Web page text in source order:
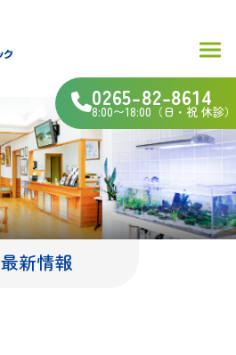
0265-82-8614
8:00〜18:00（日・祝 休診）
最新情報